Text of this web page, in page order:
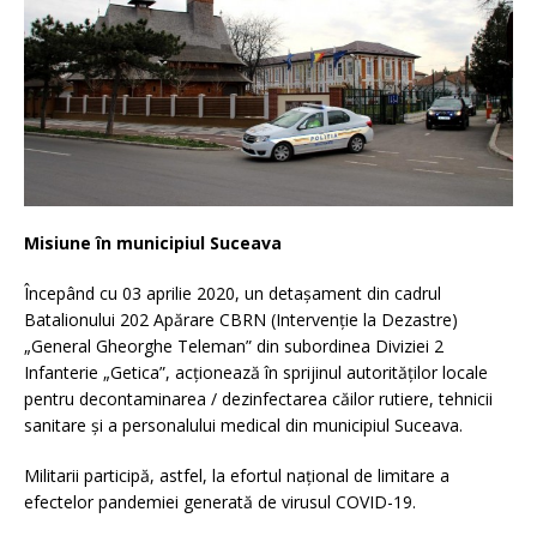
Misiune în municipiul Suceava
Începând cu 03 aprilie 2020, un detașament din cadrul
Batalionului 202 Apărare CBRN (Intervenție la Dezastre)
„General Gheorghe Teleman” din subordinea Diviziei 2
Infanterie „Getica”, acționează în sprijinul autorităților locale
pentru decontaminarea / dezinfectarea căilor rutiere, tehnicii
sanitare și a personalului medical din municipiul Suceava.
Militarii participă, astfel, la efortul național de limitare a
efectelor pandemiei generată de virusul COVID-19.